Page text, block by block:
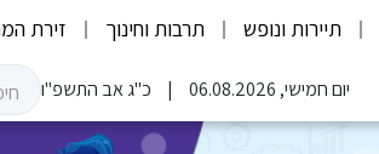
תיירות ונופש תרבות וחינוך זירת
יום חמישי, 06.08.2026 כ"ג אב התשפ"ו